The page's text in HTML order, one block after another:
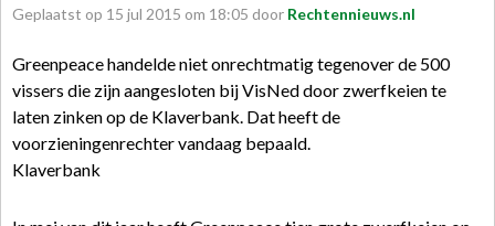
Geplaatst op 15 jul 2015 om 18:05 door Rechtennieuws.nl
Greenpeace handelde niet onrechtmatig tegenover de 500
vissers die zijn aangesloten bij VisNed door zwerfkeien te
laten zinken op de Klaverbank. Dat heeft de
voorzieningenrechter vandaag bepaald.
Klaverbank